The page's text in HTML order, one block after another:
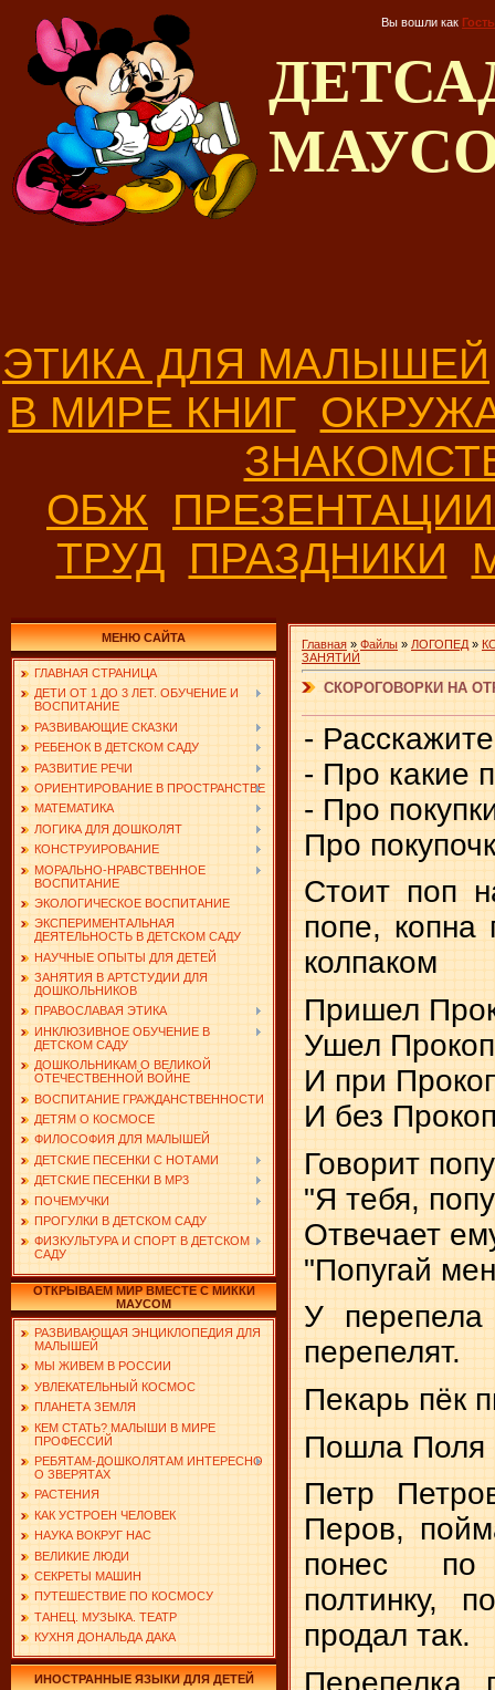
Вы вошли как Гость
ЭТИКА ДЛЯ МАЛЫШЕЙ
В МИРЕ КНИГ
ОБЖ
ТРУД ПРАЗДНИКИ
МЕНЮ САЙТА
ГЛАВНАЯ СТРАНИЦА
ДЕТИ ОТ 1 ДО 3 ЛЕТ. ОБУЧЕНИЕ И
ВОСПИТАНИЕ
РАЗВИВАЮЩИЕ СКАЗКИ
РЕБЕНОК В ДЕТСКОМ САДУ
РАЗВИТИЕ РЕЧИ
ОРИЕНТИРОВАНИЕ В ПРОСТРАНСТВЕ
МАТЕМАТИКА
ЛОГИКА ДЛЯ ДОШКОЛЯТ
КОНСТРУИРОВАНИЕ
МОРАЛЬНО-НРАВСТВЕННОЕ
ВОСПИТАНИЕ
ЭКОЛОГИЧЕСКОЕ ВОСПИТАНИЕ
ЭКСПЕРИМЕНТАЛЬНАЯ
ДЕЯТЕЛЬНОСТЬ В ДЕТСКОМ САДУ
НАУЧНЫЕ ОПЫТЫ ДЛЯ ДЕТЕЙ
ЗАНЯТИЯ В АРТСТУДИИ ДЛЯ
ДОШКОЛЬНИКОВ
ПРАВОСЛАВАЯ ЭТИКА
ИНКЛЮЗИВНОЕ ОБУЧЕНИЕ В
ДЕТСКОМ САДУ
ДОШКОЛЬНИКАМ О ВЕЛИКОЙ
ОТЕЧЕСТВЕННОЙ ВОЙНЕ
ВОСПИТАНИЕ ГРАЖДАНСТВЕННОСТИ
ДЕТЯМ О КОСМОСЕ
ФИЛОСОФИЯ ДЛЯ МАЛЫШЕЙ
ДЕТСКИЕ ПЕСЕНКИ С НОТАМИ
ДЕТСКИЕ ПЕСЕНКИ В MP3
ПОЧЕМУЧКИ
ПРОГУЛКИ В ДЕТСКОМ САДУ
ФИЗКУЛЬТУРА И СПОРТ В ДЕТСКОМ
САДУ
ОТКРЫВАЕМ МИР ВМЕСТЕ С МИККИ
МАУСОМ
РАЗВИВАЮЩАЯ ЭНЦИКЛОПЕДИЯ ДЛЯ
МАЛЫШЕЙ
МЫ ЖИВЕМ В РОССИИ
УВЛЕКАТЕЛЬНЫЙ КОСМОС
ПЛАНЕТА ЗЕМЛЯ
КЕМ СТАТЬ? МАЛЫШИ В МИРЕ
ПРОФЕССИЙ
РЕБЯТАМ-ДОШКОЛЯТАМ ИНТЕРЕСНО
О ЗВЕРЯТАХ
РАСТЕНИЯ
КАК УСТРОЕН ЧЕЛОВЕК
НАУКА ВОКРУГ НАС
ВЕЛИКИЕ ЛЮДИ
СЕКРЕТЫ МАШИН
ПУТЕШЕСТВИЕ ПО КОСМОСУ
ТАНЕЦ. МУЗЫКА. ТЕАТР
КУХНЯ ДОНАЛЬДА ДАКА
ИНОСТРАННЫЕ ЯЗЫКИ ДЛЯ ДЕТЕЙ
Главная » Файлы » ЛОГОПЕД »
ЗАНЯТИЙ
СКОРОГОВОРКИ НА
-
- Про какие
- Про
Про
Стоит поп
попе, копна
колпаком
Пришел
Ушел
И при
И без
Говорит
"Я тебя,
Отвечает
"Попугай
У
перепелят.
Пекарь пёк
Пошла Поля
Петр
Перов,
понес по
полтинку,
продал так.
Перепелка